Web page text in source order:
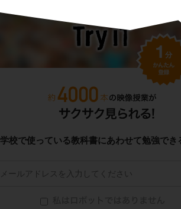
学校で使っている教科書にあわせて勉強でき